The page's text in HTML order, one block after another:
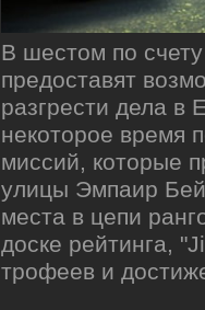
В шестом по
предоставят
разгрести дела в
некоторое время
миссий, которые
улицы Эмпаир Бей
места в цепи
доске рейтинга,
трофеев и